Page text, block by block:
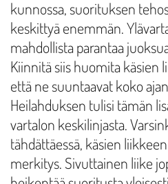
kunnossa, suorituksen
keskittyä enemmän.
mahdollista parantaa
Kiinnitä siis huomita käsien
että ne suuntaavat koko
Heilahduksen tulisi tämän
vartalon keskilinjasta.
tähdättäessä, käsien
merkitys. Sivuttainen liike